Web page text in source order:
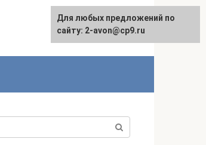
Для любых предложений по
сайту: 2-avon@cp9.ru